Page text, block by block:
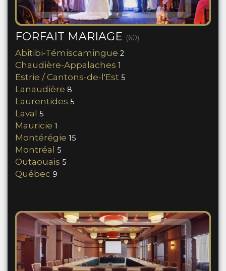
FORFAIT MARIAGE (60)
Abitibi-Témiscamingue 2
Chaudière-Appalaches 1
Estrie / Cantons-de-l'Est 5
Lanaudière 8
Laurentides 5
Laval 5
Mauricie 1
Montérégie 15
Montréal 5
Outaouais 5
Québec 9